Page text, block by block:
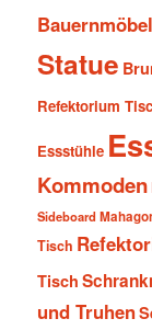
Bauernmöbel
Statue
Refektorium
Essstühle
Kommoden
Sideboard
Tisch
Tisch
und Truhen